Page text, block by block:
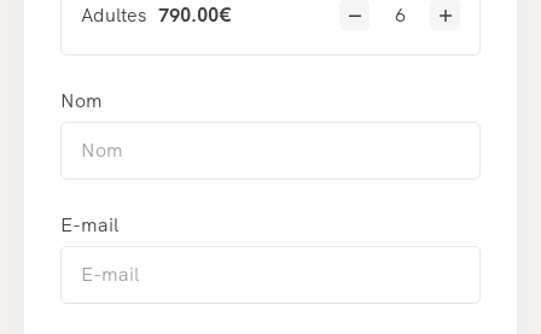
Adultes 790.00€
Nom
E-mail